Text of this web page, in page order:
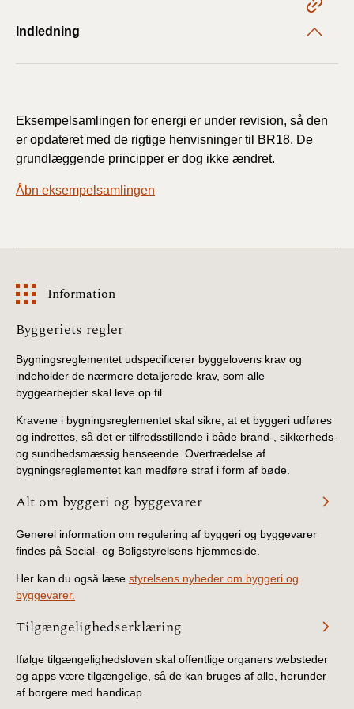
2022)
2021)
BR18 (1/1-29/6
BR18 (1/1-9/3 2020)
BR18 (4/7-31/12
2019)
BR18 (1/1-4/7 2019)
BR18 (1/7-31/12
2018)
2018)
BR15 (2015-2018)
2010)
Indledning
Eksempelsamlingen for energi er under revision, så den
er opdateret med de rigtige henvisninger til BR18. De
grundlæggende principper er dog ikke ændret.
Åbn eksempelsamlingen
Information
Information
Byggeriets regler
Bygningsreglementet udspecificerer byggelovens krav og
indeholder de nærmere detaljerede krav, som alle
byggearbejder skal leve op til.
Kravene i bygningsreglementet skal sikre, at et byggeri udføres
og indrettes, så det er tilfredsstillende i både brand-, sikkerheds-
og sundhedsmæssig henseende. Overtrædelse af
bygningsreglementet kan medføre straf i form af bøde.
Alt om byggeri og byggevarer
Generel information om regulering af byggeri og byggevarer
findes på Social- og Boligstyrelsens hjemmeside.
Her kan du også læse styrelsens nyheder om byggeri og
byggevarer.
Tilgængelighedserklæring
Ifølge tilgængelighedsloven skal offentlige organers websteder
og apps være tilgængelige, så de kan bruges af alle, herunder
af borgere med handicap.